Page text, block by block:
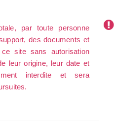
par toute personne
des documents et
site sans autorisation
leur origine, leur date et
interdite et sera